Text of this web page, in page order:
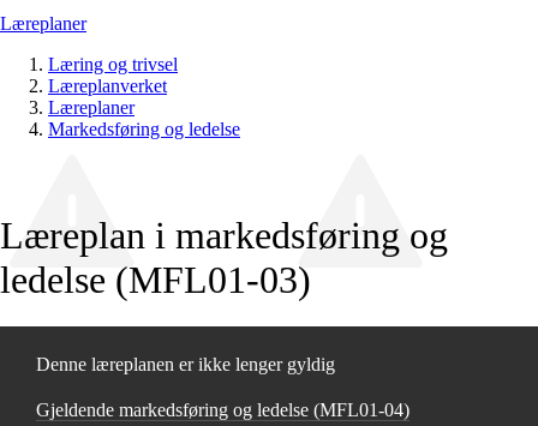
Læreplaner
Læring og trivsel
Læreplanverket
Læreplaner
Markedsføring og ledelse
Læreplan i markedsføring og
ledelse (MFL01‑03)
Denne læreplanen er ikke lenger gyldig
Gjeldende markedsføring og ledelse (MFL01‑04)